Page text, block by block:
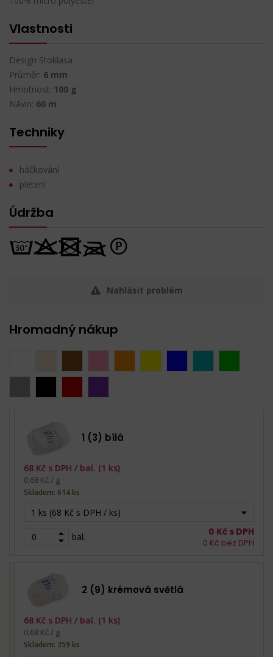
Vlastnosti
Design Stoklasa
Průměr: 6 mm
Hmotnost: 100 g
Návin: 60 m
Techniky
háčkování
pletení
Údržba
Nahlásit problém
Hromadný nákup
1 (3) bílá
1 ks (68 Kč s DPH / ks)
bal.
68 Kč s DPH / bal. (1 ks)
0,68 Kč / g
Skladem: 614 ks
0 Kč s DPH
0 Kč bez DPH
2 (9) krémová světlá
68 Kč s DPH / bal. (1 ks)
0,68 Kč / g
Skladem: 259 ks